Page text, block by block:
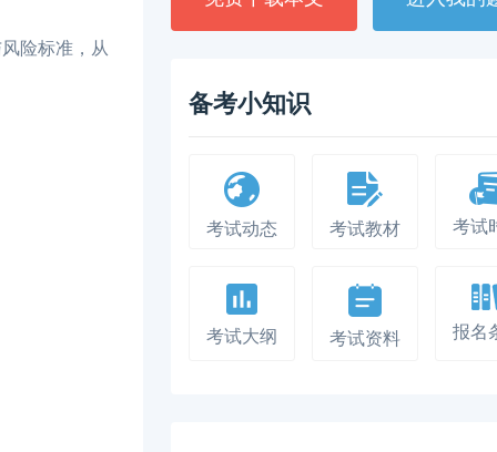
险标准，从
用户987 130****6344 2024-09-13
备考小知识
考试动态 考试教材 考试
考试大纲 考试资料 报名